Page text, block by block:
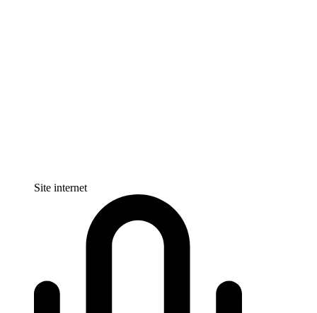
Site internet